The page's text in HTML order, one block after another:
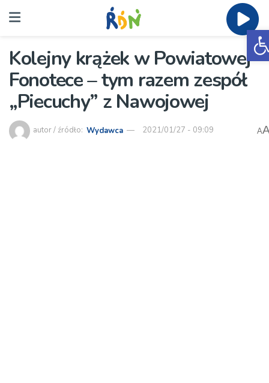
Kolejny krążek w Powiatowej
Fonotece – tym razem zespół
„Piecuchy” z Nawojowej
autor / źródło: Wydawca 2021/01/27 - 09:09 A